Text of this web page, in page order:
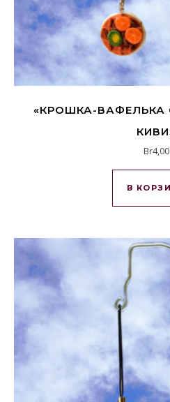
«КРОШКА-ВАФЕЛЬКА
Br4,00
В